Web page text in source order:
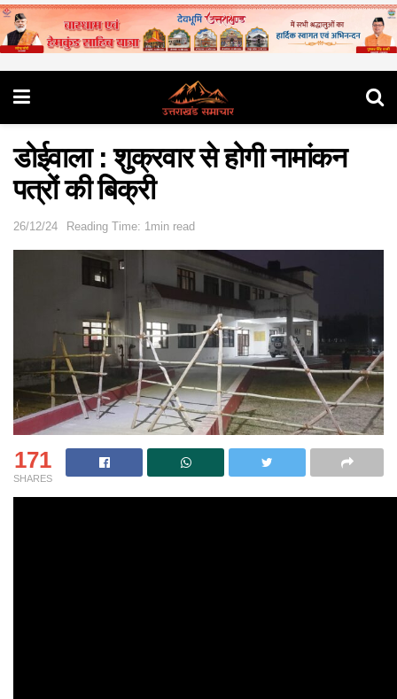
डोईवाला : शुक्रवार से होगी नामांकन
पत्रों की बिक्री
26/12/24 Reading Time: 1min read
171
SHARES